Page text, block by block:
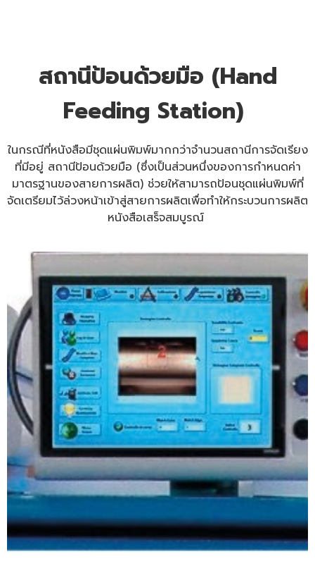
สถานีป้อนด้วยมือ (Hand
Feeding Station)
ในกรณีที่หนังสือมีชุดแผ่นพิมพ์มากกว่าจำนวนสถานีการจัดเรียง
ที่มีอยู่ สถานีป้อนด้วยมือ (ซึ่งเป็นส่วนหนึ่งของการกำหนดค่า
มาตรฐานของสายการผลิต) ช่วยให้สามารถป้อนชุดแผ่นพิมพ์ที่
จัดเตรียมไว้ล่วงหน้าเข้าสู่สายการผลิตเพื่อทำให้กระบวนการผลิต
หนังสือเสร็จสมบูรณ์